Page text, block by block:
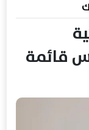
قائمة